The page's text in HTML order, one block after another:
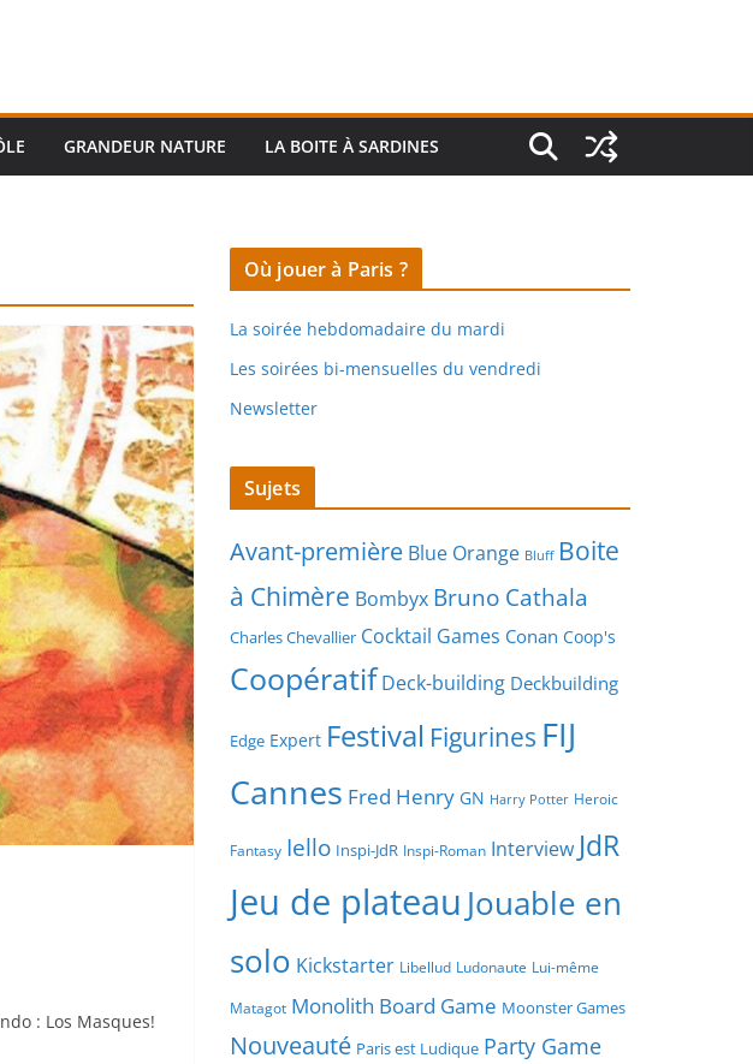
GRANDEUR NATURE LA BOITE À SARDINES
: Los Masques!
Où jouer à Paris ?
La soirée hebdomadaire du mardi
Les soirées bi-mensuelles du vendredi
Newsletter
Sujets
Avant-première Blue Orange Bluff Boite
à Chimère Bombyx Bruno Cathala
Charles Chevallier Cocktail Games Conan Coop's
Coopératif Deck-building Deckbuilding
Edge Expert Festival Figurines FIJ
Cannes Fred Henry GN Harry Potter Heroic
Fantasy Iello Inspi-JdR Inspi-Roman Interview JdR
Jeu de plateau Jouable en
solo Kickstarter Libellud Ludonaute Lui-même
Matagot Monolith Board Game Moonster Games
Nouveauté Paris est Ludique Party Game